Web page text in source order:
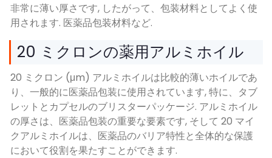
非常に薄い厚さです, したがって、包装材料としてよく使
用されます. 医薬品包装材料など.
20 ミクロンの薬用アルミホイル
20 ミクロン (μm) アルミホイルは比較的薄いホイルであ
り、一般的に医薬品包装に使用されています, 特に、タブ
レットとカプセルのブリスターパッケージ. アルミホイル
の厚さは、医薬品包装の重要な要素です, そして 20 マイ
クアルミホイルは、医薬品のバリア特性と全体的な保護
において役割を果たすことができます.